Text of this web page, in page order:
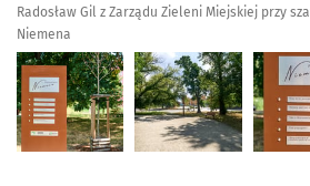
Radosław Gil z Zarządu Zieleni Miejskiej przy
Niemena